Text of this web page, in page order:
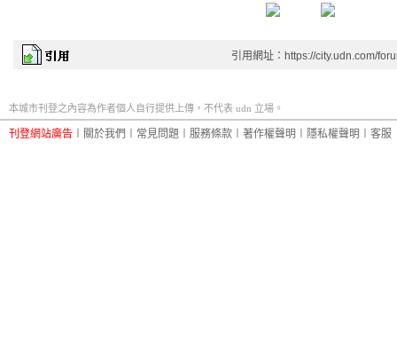
引用網址：https://city.udn.com/
本城市刊登之內容為作者個人自行提供上傳，不代表 udn 立場。
刊登網站廣告 關於我們 常見問題 服務條款 著作權聲明 隱私權聲明 客服